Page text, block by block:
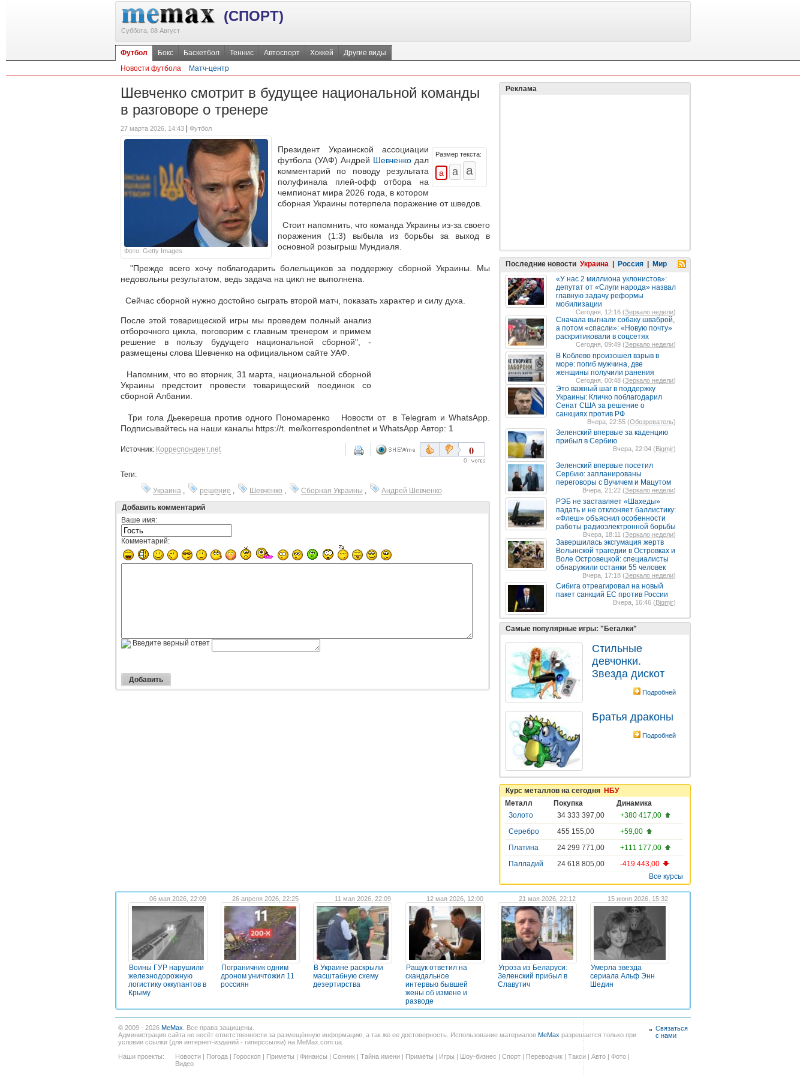
(СПОРТ)
Суббота, 08 Август
Футбол Бокс Баскетбол Теннис Автоспорт Хоккей
Другие виды
Новости футбола
Матч-центр
Шевченко смотрит в будущее национальной команды
в разговоре о тренере
27 марта 2026, 14:43 Футбол
Фото: Getty Images
Размер текста:
Президент Украинской ассоциации
футбола (УАФ) Андрей Шевченко дал
комментарий по поводу результата
полуфинала плей-офф отбора на
чемпионат мира 2026 года, в котором
сборная Украины потерпела поражение от шведов.
Стоит напомнить, что команда Украины из-за своего
поражения (1:3) выбыла из борьбы за выход в
основной розыгрыш Мундиаля.
"Прежде всего хочу поблагодарить болельщиков за поддержку сборной Украины. Мы
недовольны результатом, ведь задача на цикл не выполнена.
Сейчас сборной нужно достойно сыграть второй матч, показать характер и силу духа.
После этой товарищеской игры мы проведем полный анализ
отборочного цикла, поговорим с главным тренером и примем
решение в пользу будущего национальной сборной", -
размещены слова Шевченко на официальном сайте УАФ.
Напомним, что во вторник, 31 марта, национальной сборной
Украины предстоит провести товарищеский поединок со
сборной Албании.
Три гола Дьекереша против одного Пономаренко Новости от в Telegram и WhatsApp.
Подписывайтесь на наши каналы https://t. me/korrespondentnet и WhatsApp Автор: 1
Источник: Корреспондент.net 0
0
Теги:
Украина , решение , Шевченко , Сборная Украины ,
Андрей Шевченко
Добавить комментарий
Ваше имя:
Комментарий:
Введите верный ответ
Реклама
Последние новости Украина Россия
Мир
«У нас 2 миллиона уклонистов»:
депутат от «Слуги народа» назвал
главную задачу реформы
мобилизации
Сегодня, 12:16 (Зеркало недели)
Сначала выгнали собаку шваброй,
а потом «спасли»: «Новую почту»
раскритиковали в соцсетях
Сегодня, 09:49 (Зеркало недели)
В Коблево произошел взрыв в
море: погиб мужчина, две
женщины получили ранения
Сегодня, 00:48 (Зеркало недели)
Это важный шаг в поддержку
Украины: Кличко поблагодарил
Сенат США за решение о
санкциях против РФ
Вчера, 22:55 (Обозреватель)
Зеленский впервые за каденцию
прибыл в Сербию
Вчера, 22:04 (Bigmir)
Зеленский впервые посетил
Сербию: запланированы
переговоры с Вучичем и Мацутом
Вчера, 21:22 (Зеркало недели)
РЭБ не заставляет «Шахеды»
падать и не отклоняет баллистику:
«Флеш» объяснил особенности
работы радиоэлектронной борьбы
Вчера, 18:11 (Зеркало недели)
Завершилась эксгумация жертв
Волынской трагедии в Островках и
Воле Островецкой: специалисты
обнаружили останки 55 человек
Вчера, 17:18 (Зеркало недели)
Сибига отреагировал на новый
пакет санкций ЕС против России
Вчера, 16:46 (Bigmir)
Самые популярные игры: "Бегалки"
Стильные
девчонки.
Звезда дискот
Подробней
Братья драконы
Подробней
Курс металлов на сегодня НБУ
Металл
Покупка
Динамика
Золото
34 333 397,00
+380 417,00
Серебро
455 155,00
+59,00
Платина
24 299 771,00
+111 177,00
Палладий
24 618 805,00
-419 443,00
Все курсы
06 мая 2026, 22:09
Воины ГУР нарушили
железнодорожную
логистику оккупантов в
Крыму
26 апреля 2026, 22:25
Пограничник одним
дроном уничтожил 11
россиян
11 мая 2026, 22:09
В Украине раскрыли
масштабную схему
дезертирства
12 мая 2026, 12:00
Ращук ответил на
скандальное
интервью бывшей
жены об измене и
разводе
21 мая 2026, 22:12
Угроза из Беларуси:
Зеленский прибыл в
Славутич
15 июня 2026, 15:32
Умерла звезда
сериала Альф Энн
Шедин
© 2009 - 2026 MeMax . Все права защищены.
Администрация сайта не несёт ответственности за размещённую информацию, а так же ее достоверность. Использование материалов MeMax разрешается только при
условии ссылки (для интернет-изданий - гиперссылки) на MeMax.com.ua.
Наши проекты:
Новости | Погода | Гороскоп | Приметы | Финансы | Сонник | Тайна имени | Приметы | Игры | Шоу-бизнес | Спорт | Переводчик | Такси | Авто | Фото |
Видео
Связаться
с нами